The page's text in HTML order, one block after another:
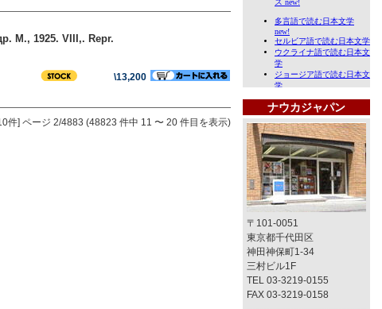
М., 1925. VIII,. Repr.
\13,200
件] ページ 2/4883 (48823 件中 11 〜 20 件目を表示)
ナウカジャパン
〒101-0051
東京都千代田区
神田神保町1-34
三村ビル1F
TEL 03-3219-0155
FAX 03-3219-0158